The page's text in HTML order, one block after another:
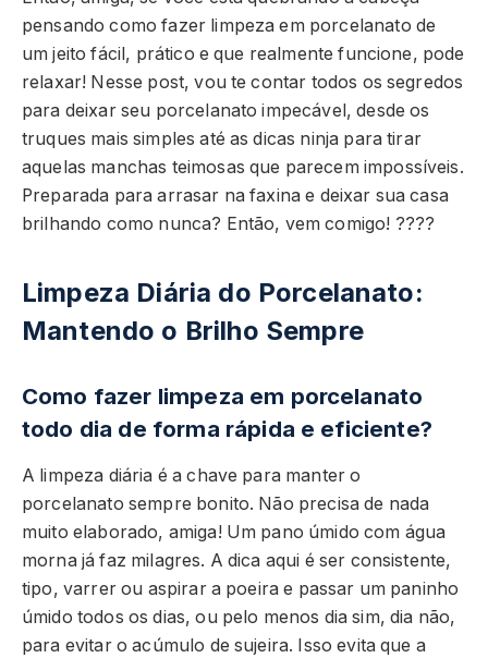
pensando como fazer limpeza em porcelanato de
um jeito fácil, prático e que realmente funcione, pode
relaxar! Nesse post, vou te contar todos os segredos
para deixar seu porcelanato impecável, desde os
truques mais simples até as dicas ninja para tirar
aquelas manchas teimosas que parecem impossíveis.
Preparada para arrasar na faxina e deixar sua casa
brilhando como nunca? Então, vem comigo! ????
Limpeza Diária do Porcelanato:
Mantendo o Brilho Sempre
Como fazer limpeza em porcelanato
todo dia de forma rápida e eficiente?
A limpeza diária é a chave para manter o
porcelanato sempre bonito. Não precisa de nada
muito elaborado, amiga! Um pano úmido com água
morna já faz milagres. A dica aqui é ser consistente,
tipo, varrer ou aspirar a poeira e passar um paninho
úmido todos os dias, ou pelo menos dia sim, dia não,
para evitar o acúmulo de sujeira. Isso evita que a